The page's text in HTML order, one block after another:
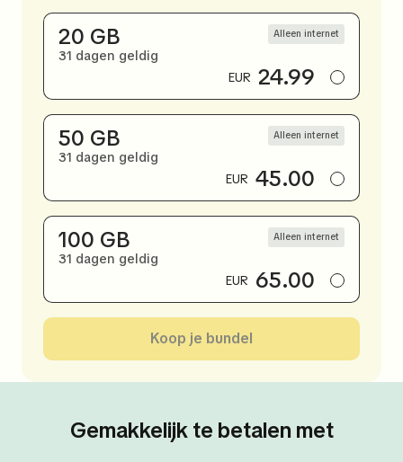
20 GB
31 dagen geldig
Alleen internet
EUR 24.99
50 GB
31 dagen geldig
Alleen internet
EUR 45.00
100 GB
31 dagen geldig
Alleen internet
EUR 65.00
Koop je bundel
Gemakkelijk te betalen met